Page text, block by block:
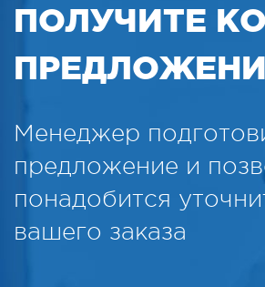
ПОЛУЧИТЕ
Менеджер
предложение и
понадобится
вашего заказа